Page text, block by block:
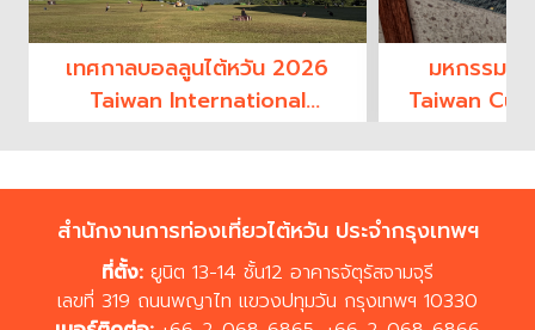
เทศกาลบอลลูนไต้หวัน 2026
Taiwan International
Balloon Festival
มหกรรมอ
Taiwan
สำนักงานการท่องเที่ยวไต้หวัน ประจำกรุงเทพฯ
ที่ตั้ง: ยูนิต 13-14 ชั้น12 อาคารจัตุรัสจามจุรี
เลขที่ 319 ถนนพญาไท แขวงปทุมวัน กรุงเทพฯ 10330